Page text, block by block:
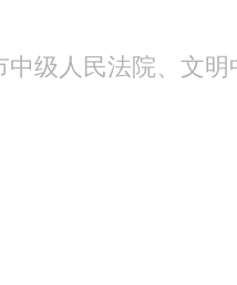
级人民法院、文明